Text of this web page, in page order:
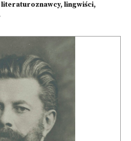
literaturoznawcy, lingwiści,